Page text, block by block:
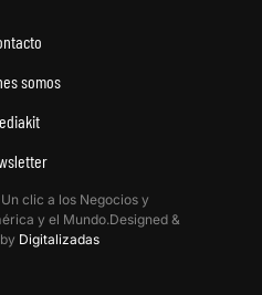
somos
Un clic a los Negocios y
y el Mundo.Designed &
Digitalizadas